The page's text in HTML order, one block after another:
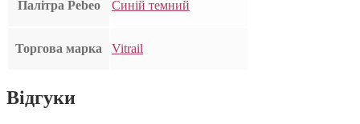
Палітра Pebeo Синій темний
Торгова марка Vitrail
Відгуки